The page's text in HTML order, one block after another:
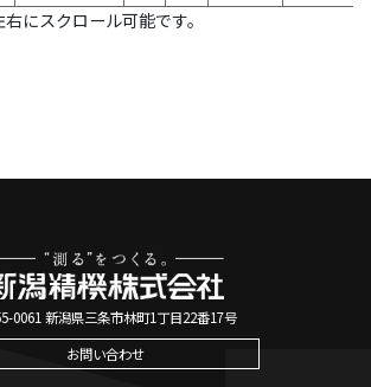
にスクロール可能です。
0061 新潟県三条市林町1丁目22番17号
お問い合わせ